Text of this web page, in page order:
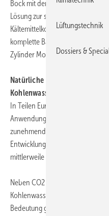
Bock mit dem EFC-System die
Lösung zur stufenlosen
Kältemittelkompressoren. Eine
komplette Baureihe
Zylinder Modell anbietet.
Natürliche Kältemittel auf dem
Kohlenwasserstoffe
In Teilen Europas sind natürliche
Anwendungsbereichen bereits
zunehmendes Interesse. Gerade
Entwicklung hinter sich. So sind
mittlerweile Stand der Technik.
Neben CO2 haben in letzter Zeit
Kohlenwasserstoffe wie Butan
Bedeutung gewonnen. Auf
Lüftungstechnik
Dossiers &